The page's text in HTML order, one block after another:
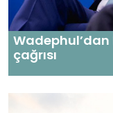
Wadephul’dan
çağrısı